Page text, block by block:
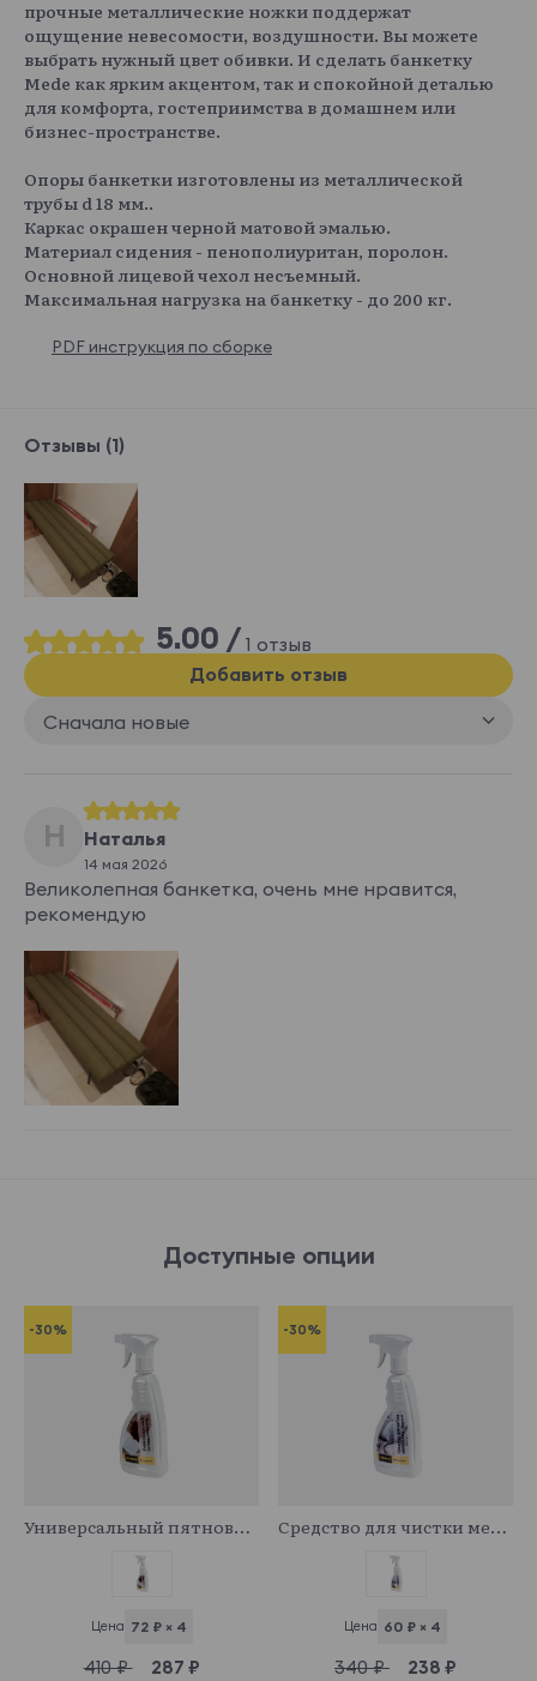
прочные металлические ножки поддержат
ощущение невесомости, воздушности. Вы можете
выбрать нужный цвет обивки. И сделать банкетку
Mede как ярким акцентом, так и спокойной деталью
для комфорта, гостеприимства в домашнем или
бизнес-пространстве.
Опоры банкетки изготовлены из металлической
трубы d 18 мм..
Каркас окрашен черной матовой эмалью.
Материал сидения - пенополиуритан, поролон.
Основной лицевой чехол несъемный.
Максимальная нагрузка на банкетку - до 200 кг.
PDF инструкция по сборке
Отзывы (1)
5.00 / 1 отзыв
Сначала новые
Добавить отзыв
Н Наталья
14 мая 2026
Великолепная банкетка, очень мне нравится,
рекомендую
Доступные опции
-30%
Универсальный пятновыводитель
Цена 72 ₽ × 4
410 ₽ 287 ₽
-30%
Средство для чистки мебельных тканей
Цена 60 ₽ × 4
340 ₽ 238 ₽